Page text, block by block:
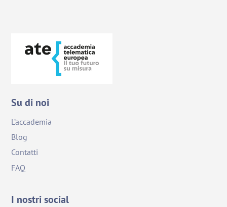
Su di noi
L’accademia
Blog
Contatti
FAQ
I nostri social